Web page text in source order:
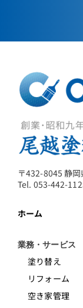
〒432-8045 静
Tel. 053-442-
ホーム
業務・サービス
塗り替え
リフォーム
空き家管理